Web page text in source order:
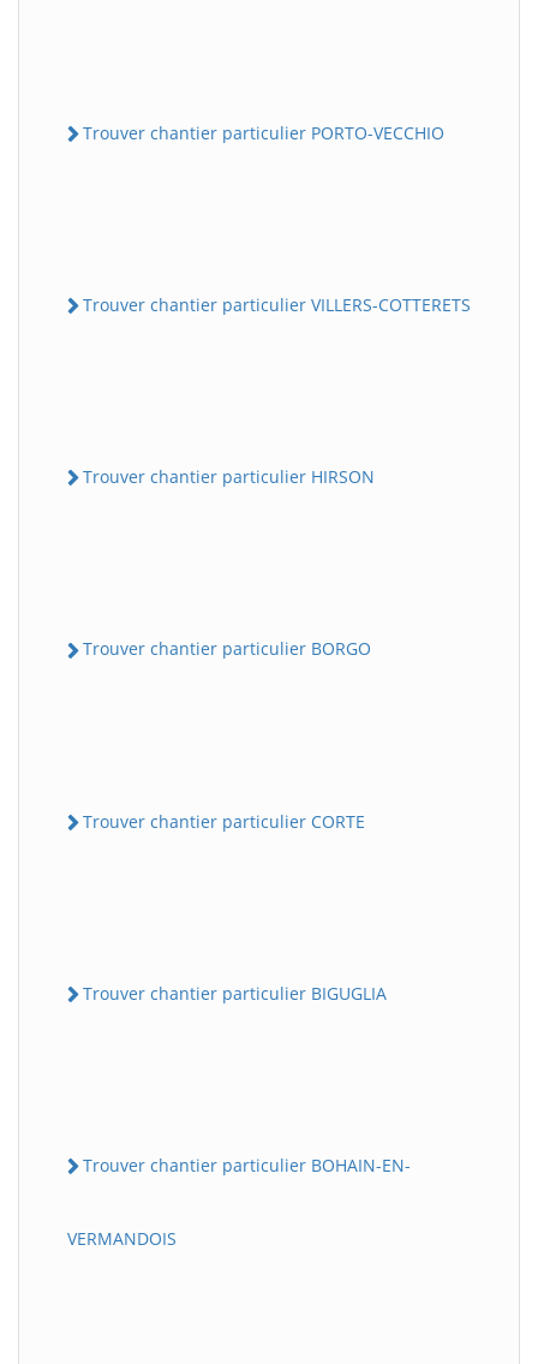
Trouver chantier particulier PORTO-VECCHIO
Trouver chantier particulier VILLERS-COTTERETS
Trouver chantier particulier HIRSON
Trouver chantier particulier BORGO
Trouver chantier particulier CORTE
Trouver chantier particulier BIGUGLIA
Trouver chantier particulier BOHAIN-EN-
VERMANDOIS